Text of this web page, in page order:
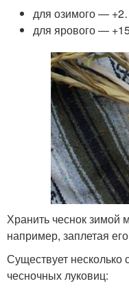
для озимого —
для ярового —
Хранить чеснок зимой
например, заплетая
Существует несколько
чесночных луковиц: